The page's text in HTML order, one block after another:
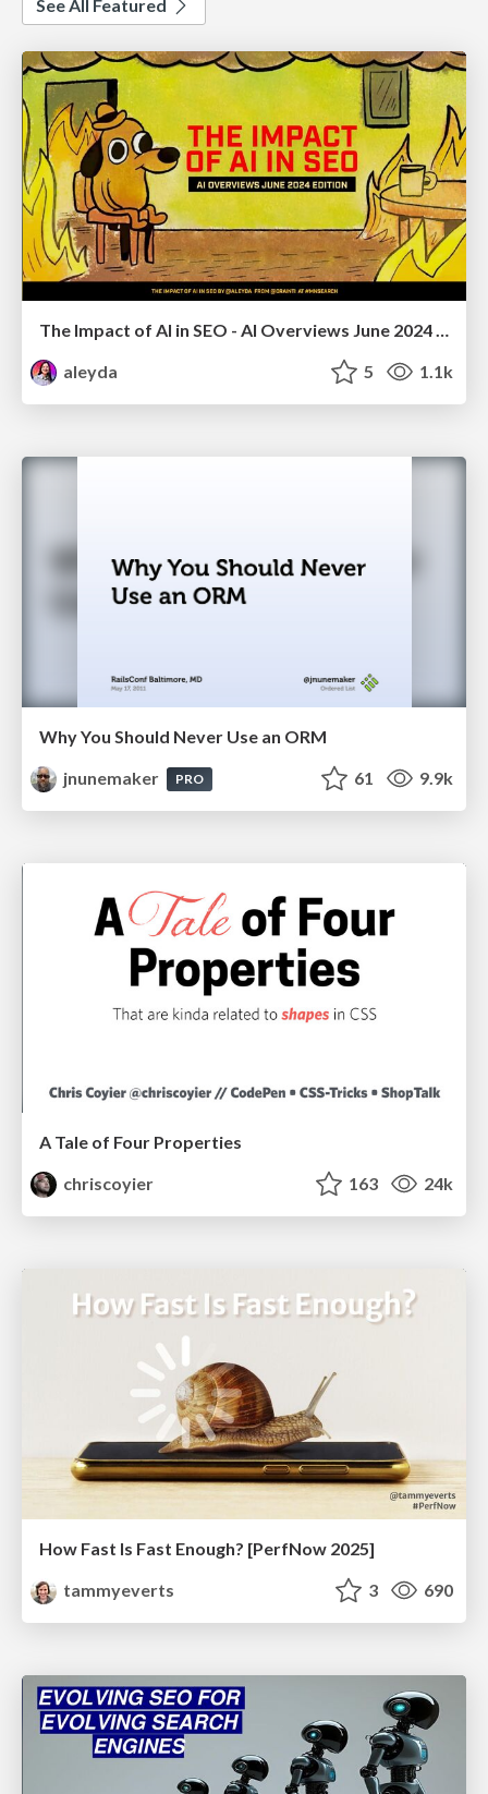
See All Featured
The Impact of AI in SEO - AI Overviews June 2024 Edition
aleyda
5 1.1k
Why You Should Never Use an ORM
jnunemaker
PRO 61 9.9k
A Tale of Four Properties
chriscoyier
163 24k
How Fast Is Fast Enough? [PerfNow 2025]
tammyeverts
3 690